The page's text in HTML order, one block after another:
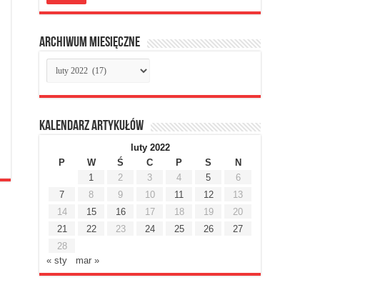
Archiwum miesięczne
Archiwum
miesięczne
Kalendarz artykułów
luty 2022
P
W Ś C P S
N
1
2 3 4 5
6
7
8 9 10 11 12
13
14
15 16 17 18 19
20
21
22 23 24 25 26
27
28
« sty
mar »